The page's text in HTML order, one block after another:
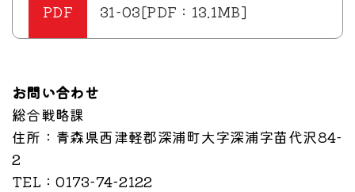
31-03[PDF：13.1MB]
お問い合わせ
総合戦略課
住所 ：青森県西津軽郡深浦町大字深浦字苗代沢84-
2
TEL ：0173-74-2122